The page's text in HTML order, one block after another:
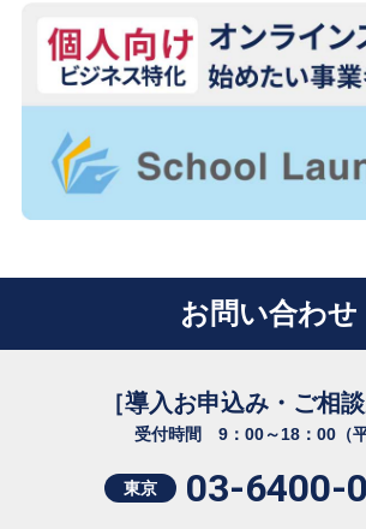
お問い合わせ
［導入お申込み・ご相談
受付時間 9：00～18：00（平
東京 03-6400-